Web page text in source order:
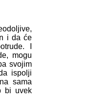
i da će
I
mogu
svojim
ispolji
sama
bi uvek